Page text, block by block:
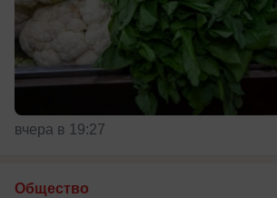
вчера в 19:27
Общество